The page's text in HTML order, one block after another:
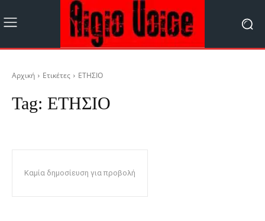
Αρχική Ετικέτες ΕΤΗΣΙΟ
Tag: ΕΤΗΣΙΟ
Καμία δημοσίευση για προβολή